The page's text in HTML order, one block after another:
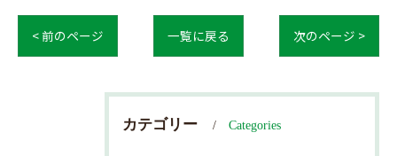
< 前のページ 一覧に戻る 次のページ >
カテゴリー Categories